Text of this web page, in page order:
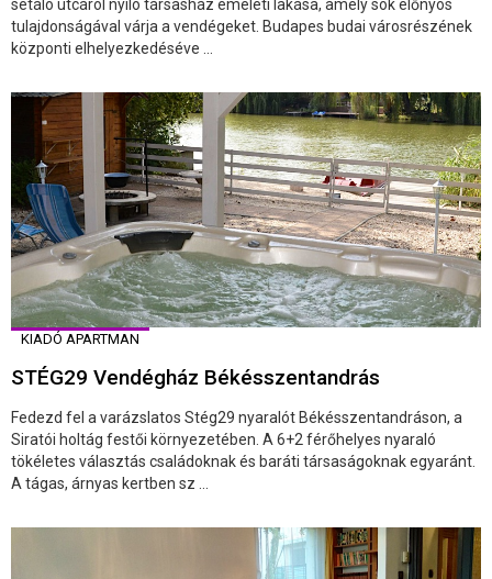
sétáló utcáról nyíló társasház emeleti lakása, amely sok előnyös
tulajdonságával várja a vendégeket. Budapes budai városrészének
központi elhelyezkedéséve ...
KIADÓ APARTMAN
STÉG29 Vendégház Békésszentandrás
Fedezd fel a varázslatos Stég29 nyaralót Békésszentandráson, a
Siratói holtág festői környezetében. A 6+2 férőhelyes nyaraló
tökéletes választás családoknak és baráti társaságoknak egyaránt.
A tágas, árnyas kertben sz ...